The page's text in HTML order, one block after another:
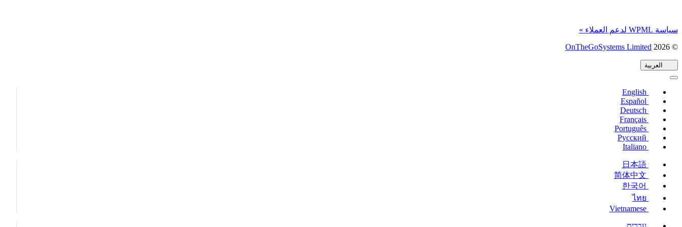
سياسة WPML لدعم العملاء »
© 2026
OnTheGoSystems Limited(يفتح
العربية